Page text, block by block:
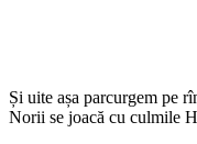
Și uite așa parcurgem pe
Norii se joacă cu culmile